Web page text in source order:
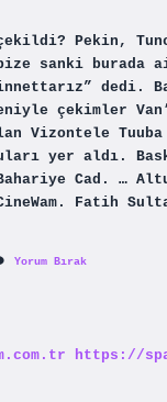
Pekin,
sanki
dedi.
çekimler
Vizontele
yer aldı.
Cad. …
Fatih
Yorum Bırak
https://